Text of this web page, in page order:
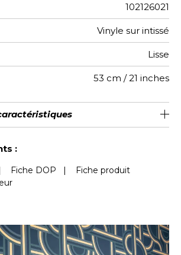
102126021
Vinyle sur intissé
Lisse
53 cm / 21 inches
Vendu au rouleau de 10.05m / 11
yards
Raccord droit
53cm / 21 pouces
220
aw - 0.15
Lessivable à la brosse
Encollage du mur
Arrachage à sec
A+
B-s1,d0
:
Fiche DOP |
Fiche produit